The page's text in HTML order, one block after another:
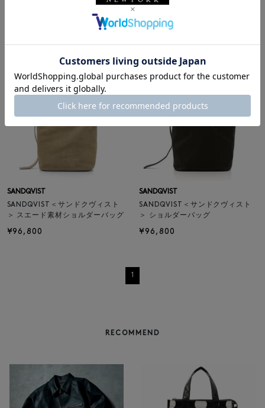
＞ バックパック
¥44,000
SANDQVIST
SANDQVIST＜サンドクヴィスト
＞ スエード素材ショルダーバッグ
¥96,800
SANDQVIST
SANDQVIST＜サンドクヴィスト
＞ ショルダーバッグ
¥96,800
1
RECOMMEND